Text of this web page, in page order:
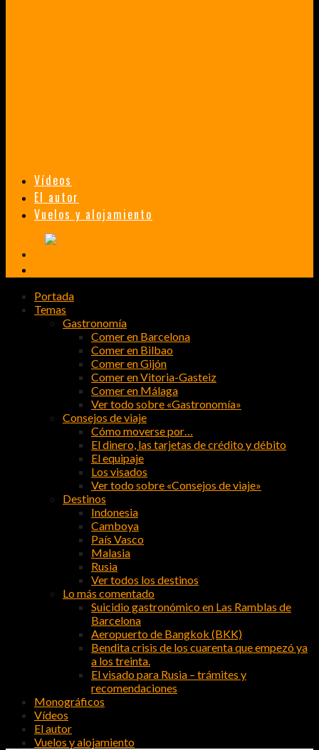
Vídeos
El autor
Vuelos y alojamiento
Portada
Temas
Gastronomía
Comer en Barcelona
Comer en Bilbao
Comer en Gijón
Comer en Vitoria-Gasteiz
Comer en Málaga
Ver todo sobre «Gastronomía»
Consejos de viaje
Cómo moverse por…
El dinero, las tarjetas de crédito y débito
El equipaje
Los visados
Ver todo sobre «Consejos de viaje»
Destinos
Indonesia
Camboya
País Vasco
Malasia
Rusia
Ver todos los destinos
Lo más comentado
Suicidio gastronómico en Las Ramblas de
Barcelona
Aeropuerto de Bangkok (BKK)
Bendita crisis de los cuarenta que empezó ya
a los treinta.
El visado para Rusia – trámites y
recomendaciones
Monográficos
Vídeos
El autor
Vuelos y alojamiento